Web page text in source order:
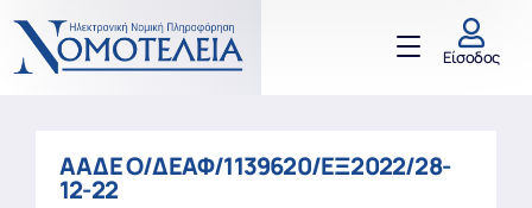
Είσοδος
ΑΑΔΕ Ο/ΔΕΑΦ/1139620/ΕΞ2022/28-
12-22